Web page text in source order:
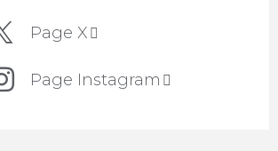
Page X
Page Instagram